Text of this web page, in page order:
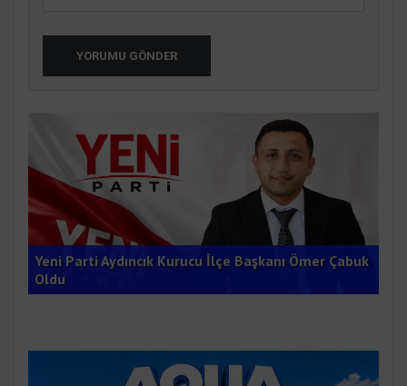
YORUMU GÖNDER
Yeni Parti Aydıncık Kurucu İlçe Başkanı Ömer Çabuk
Oldu